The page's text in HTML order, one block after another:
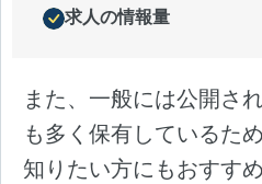
求人の情報量
また、一般には公開さ
も多く保有しているた
知りたい方にもおすす